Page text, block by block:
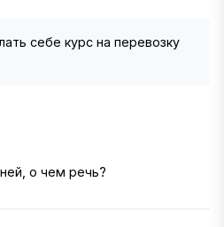
себе курс на перевозку
о чем речь?